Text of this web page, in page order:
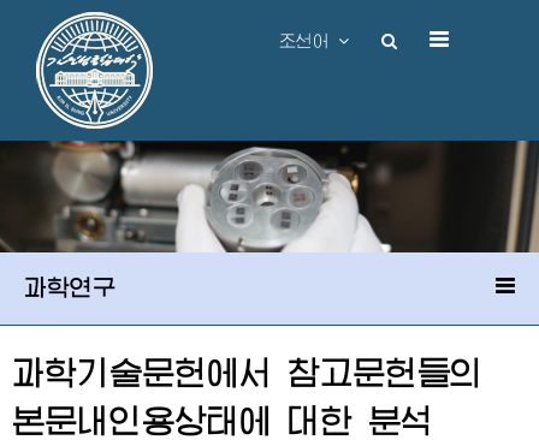
조선어
과학연구
과학기술문헌에서 참고문헌들의
본문내인용상태에 대한 분석